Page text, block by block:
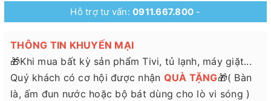
Hỗ trợ tư vấn:0911.667.800 -
THÔNG TIN KHUYẾN MẠI
🎁Khi mua bất kỳ sản phẩm Tivi, tủ lạnh, máy giặt...
Quý khách có cơ hội được nhận QUÀ TẶNG🎁( Bàn
là, ấm đun nước hoặc bộ bát dùng cho lò vi sóng )